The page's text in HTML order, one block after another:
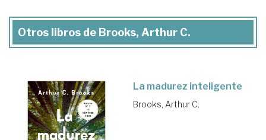
Otros libros de Brooks, Arthur C.
La madurez inteligente
Brooks, Arthur C.